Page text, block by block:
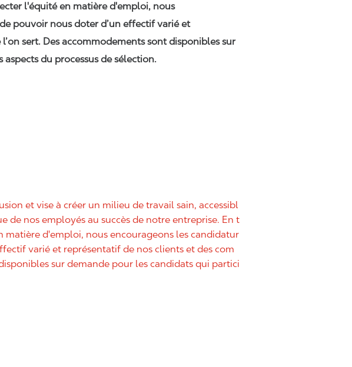
l'équité en matière d'emploi, nous
pouvoir nous doter d’un effectif varié et
sert. Des accommodements sont disponibles sur
du processus de sélection.
et vise à créer un milieu de travail sain, accessibl
nos employés au succès de notre entreprise. En t
d'emploi, nous encourageons les candidatur
varié et représentatif de nos clients et des com
sur demande pour les candidats qui partici